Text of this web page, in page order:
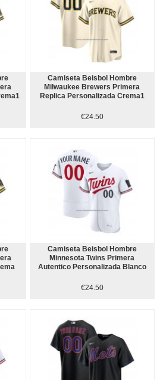
Camiseta Beisbol Hombre
Milwaukee Brewers Primera
Replica Personalizada Crema1
€24.50
Camiseta Beisbol Hombre
Minnesota Twins Primera
Autentico Personalizada Blanco
€24.50